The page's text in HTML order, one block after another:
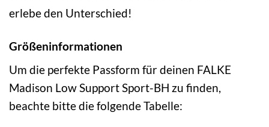
erlebe den Unterschied!
Größeninformationen
Um die perfekte Passform für deinen FALKE
Madison Low Support Sport-BH zu finden,
beachte bitte die folgende Tabelle: